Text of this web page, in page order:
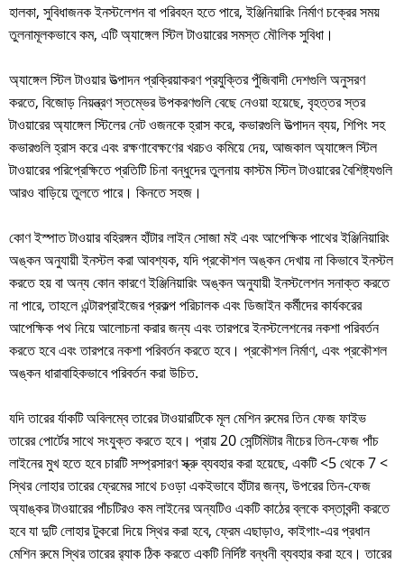
হালকা, সুবিধাজনক ইনস্টলেশন বা পরিবহন হতে পারে, ইঞ্জিনিয়ারিং নির্মাণ চক্রের সময়
তুলনামূলকভাবে কম, এটি অ্যাঙ্গেল স্টিল টাওয়ারের সমস্ত মৌলিক সুবিধা।
অ্যাঙ্গেল স্টিল টাওয়ার উত্পাদন প্রক্রিয়াকরণ প্রযুক্তির পুঁজিবাদী দেশগুলি অনুসরণ
করতে, বিজোড় নিয়ন্ত্রণ স্তম্ভের উপকরণগুলি বেছে নেওয়া হয়েছে, বৃহত্তর স্তর
টাওয়ারের অ্যাঙ্গেল স্টিলের নেট ওজনকে হ্রাস করে, কভারগুলি উত্পাদন ব্যয়, শিপিং সহ
কভারগুলি হ্রাস করে এবং রক্ষণাবেক্ষণের খরচও কমিয়ে দেয়, আজকাল অ্যাঙ্গেল স্টিল
টাওয়ারের পরিপ্রেক্ষিতে প্রতিটি চিনা বন্ধুদের তুলনায় কাস্টম স্টিল টাওয়ারের বৈশিষ্ট্যগুলি
আরও বাড়িয়ে তুলতে পারে। কিনতে সহজ।
কোণ ইস্পাত টাওয়ার বহিরঙ্গন হাঁটার লাইন সোজা মই এবং আপেক্ষিক পাথের ইঞ্জিনিয়ারিং
অঙ্কন অনুযায়ী ইনস্টল করা আবশ্যক, যদি প্রকৌশল অঙ্কন দেখায় না কিভাবে ইনস্টল
করতে হয় বা অন্য কোন কারণে ইঞ্জিনিয়ারিং অঙ্কন অনুযায়ী ইনস্টলেশন সনাক্ত করতে
না পারে, তাহলে এন্টারপ্রাইজের প্রকল্প পরিচালক এবং ডিজাইন কর্মীদের কার্যকরের
আপেক্ষিক পথ নিয়ে আলোচনা করার জন্য এবং তারপরে ইনস্টলেশনের নকশা পরিবর্তন
করতে হবে এবং তারপরে নকশা পরিবর্তন করতে হবে। প্রকৌশল নির্মাণ, এবং প্রকৌশল
অঙ্কন ধারাবাহিকভাবে পরিবর্তন করা উচিত.
যদি তারের র্যাকটি অবিলম্বে তারের টাওয়ারটিকে মূল মেশিন রুমের তিন ফেজ ফাইভ
তারের পোর্টের সাথে সংযুক্ত করতে হবে। প্রায় 20 সেন্টিমিটার নীচের তিন-ফেজ পাঁচ
লাইনের মুখ হতে হবে চারটি সম্প্রসারণ স্ক্রু ব্যবহার করা হয়েছে, একটি <5 থেকে 7 <
স্থির লোহার তারের ফ্রেমের সাথে চওড়া একইভাবে হাঁটার জন্য, উপরের তিন-ফেজ
অ্যাঙ্কর টাওয়ারের পাঁচটিরও কম লাইনের অন্যটিও একটি কাঠের ব্লকে বস্তাবন্দী করতে
হবে যা দুটি লোহার টুকরো দিয়ে স্থির করা হবে, ফ্রেম এছাড়াও, কাইগাং-এর প্রধান
মেশিন রুমে স্থির তারের র‌্যাক ঠিক করতে একটি নির্দিষ্ট বন্ধনী ব্যবহার করা হবে। তারের